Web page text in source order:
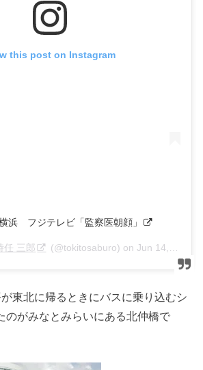
this post on Instagram
浜 フジテレビ「監察医朝顔」
任 三郎 (@tokitosaburo) onJun 14, 2019 at 5:23am PDT
東北に帰るときにバスに乗り込むシ
のがみなとみらいにある北仲橋で